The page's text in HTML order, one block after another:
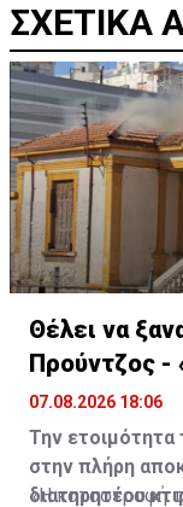
ΣΧΕΤΙΚΑ
Θέλει να
Προύντζος -
07.08.2026 18:06
Την
στην πλήρη
διατηρητέου
«Η καταστροφή